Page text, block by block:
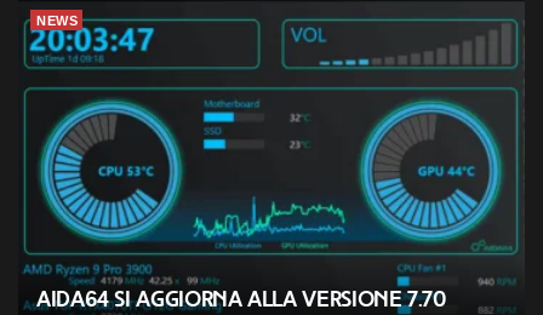
NEWS
AIDA64 si aggiorna alla versione 7.70